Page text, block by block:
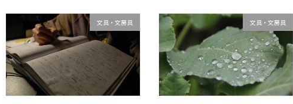
文具・文房具 文具・文房具